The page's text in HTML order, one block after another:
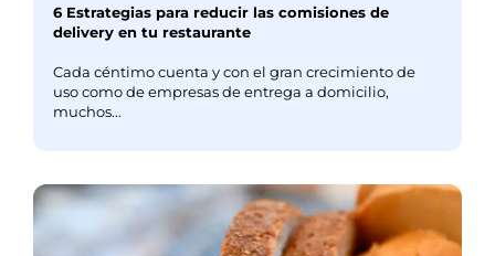
6 Estrategias para reducir las comisiones de
delivery en tu restaurante
Cada céntimo cuenta y con el gran crecimiento de
uso como de empresas de entrega a domicilio,
muchos...